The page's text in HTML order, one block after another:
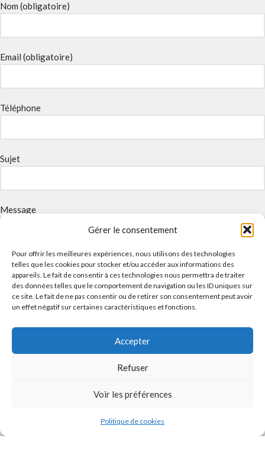
Gérer le consentement
Pour offrir les meilleures expériences, nous utilisons des technologies
telles que les cookies pour stocker et/ou accéder aux informations des
appareils. Le fait de consentir à ces technologies nous permettra de traiter
des données telles que le comportement de navigation ou les ID uniques sur
ce site. Le fait de ne pas consentir ou de retirer son consentement peut avoir
un effet négatif sur certaines caractéristiques et fonctions.
Accepter
Refuser
Voir les préférences
Politique de cookies
Nom (obligatoire)
Email (obligatoire)
Téléphone
Sujet
Message
Politique de confidentialité